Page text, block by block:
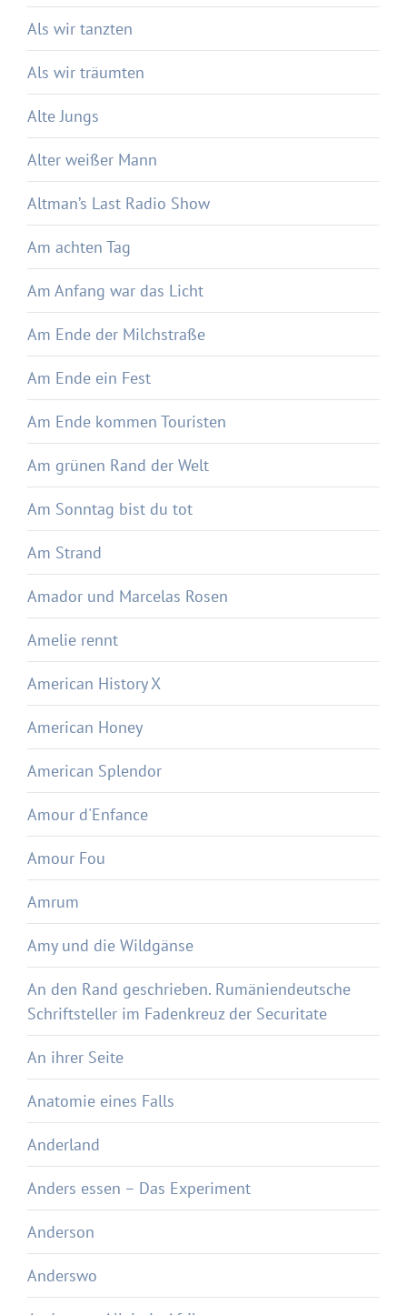
Als wir tanzten
Als wir träumten
Alte Jungs
Alter weißer Mann
Altman’s Last Radio Show
Am achten Tag
Am Anfang war das Licht
Am Ende der Milchstraße
Am Ende ein Fest
Am Ende kommen Touristen
Am grünen Rand der Welt
Am Sonntag bist du tot
Am Strand
Amador und Marcelas Rosen
Amelie rennt
American History X
American Honey
American Splendor
Amour d'Enfance
Amour Fou
Amrum
Amy und die Wildgänse
An den Rand geschrieben. Rumäniendeutsche
Schriftsteller im Fadenkreuz der Securitate
An ihrer Seite
Anatomie eines Falls
Anderland
Anders essen – Das Experiment
Anderson
Anderswo